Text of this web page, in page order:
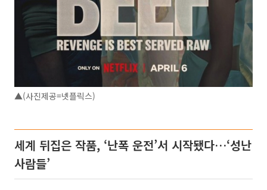
▲(사진제공=넷플릭스)
세계 뒤집은 작품, ‘난폭 운전’서 시작됐다…‘성난
사람들’